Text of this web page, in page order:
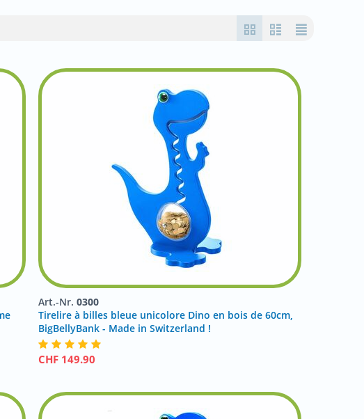
Art.-Nr. 0300
Tirelire à billes bleue unicolore Dino en bois de 60cm,
BigBellyBank - Made in Switzerland !
CHF 149.90